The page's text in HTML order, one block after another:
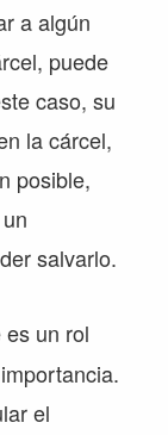
a algún
puede
caso, su
la cárcel,
posible,
salvarlo.
es un rol
el